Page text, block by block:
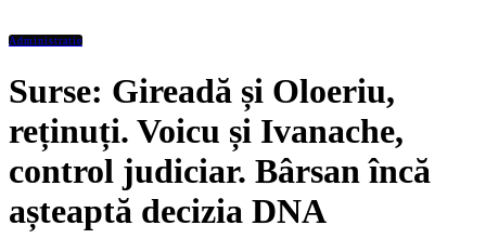
Administratie
Surse: Gireadă și Oloeriu,
reținuți. Voicu și Ivanache,
control judiciar. Bârsan încă
așteaptă decizia DNA